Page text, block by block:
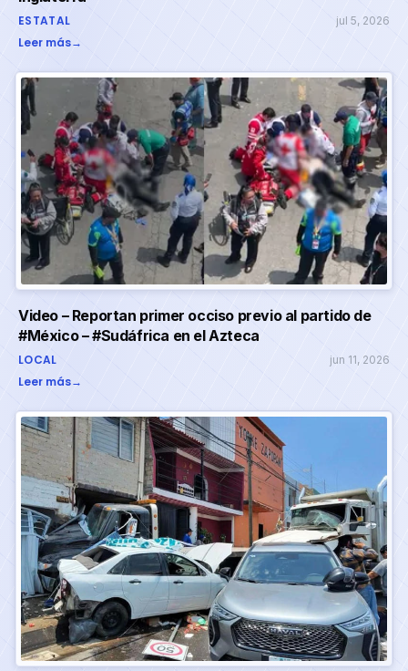
ESTATAL jul 5, 2026
Leer más→
Video – Reportan primer occiso previo al partido de
#México – #Sudáfrica en el Azteca
LOCAL jun 11, 2026
Leer más→